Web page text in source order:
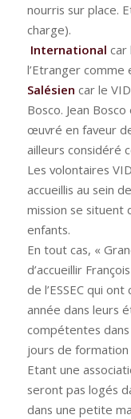
nourris sur place.
charge).
International car
l’Etranger comme
Salésien car le
Bosco. Jean
œuvré en faveur
ailleurs considéré
Les volontaires
accueillis au sein
mission se situent
enfants.
En tout cas, «
d’accueillir
de l’ESSEC qui
année dans leurs
compétentes
jours de formation
Etant une
seront pas logés
dans une petite